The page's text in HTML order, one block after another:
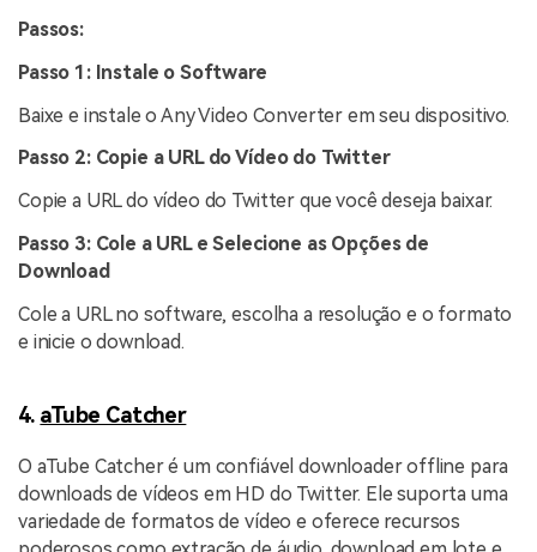
Passos:
Passo 1: Instale o Software
Baixe e instale o Any Video Converter em seu dispositivo.
Passo 2: Copie a URL do Vídeo do Twitter
Copie a URL do vídeo do Twitter que você deseja baixar.
Passo 3: Cole a URL e Selecione as Opções de
Download
Cole a URL no software, escolha a resolução e o formato
e inicie o download.
4. aTube Catcher
O aTube Catcher é um confiável downloader offline para
downloads de vídeos em HD do Twitter. Ele suporta uma
variedade de formatos de vídeo e oferece recursos